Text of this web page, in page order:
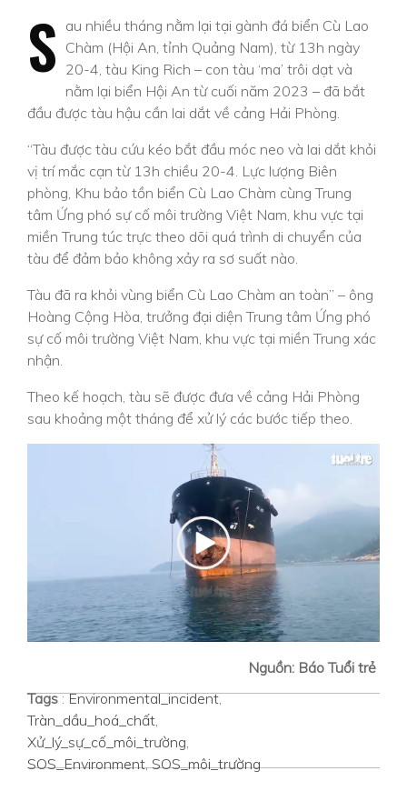
S au nhiều tháng nằm lại tại gành đá biển Cù Lao
Chàm (Hội An, tỉnh Quảng Nam), từ 13h ngày
20-4, tàu King Rich – con tàu ‘ma’ trôi dạt và
nằm lại biển Hội An từ cuối năm 2023 – đã bắt
đầu được tàu hậu cần lai dắt về cảng Hải Phòng.
“Tàu được tàu cứu kéo bắt đầu móc neo và lai dắt khỏi
vị trí mắc cạn từ 13h chiều 20-4. Lực lượng Biên
phòng, Khu bảo tồn biển Cù Lao Chàm cùng Trung
tâm Ứng phó sự cố môi trường Việt Nam, khu vực tại
miền Trung túc trực theo dõi quá trình di chuyển của
tàu để đảm bảo không xảy ra sơ suất nào.
Tàu đã ra khỏi vùng biển Cù Lao Chàm an toàn” – ông
Hoàng Cộng Hòa, trưởng đại diện Trung tâm Ứng phó
sự cố môi trường Việt Nam, khu vực tại miền Trung xác
nhận.
Theo kế hoạch, tàu sẽ được đưa về cảng Hải Phòng
sau khoảng một tháng để xử lý các bước tiếp theo.
Nguồn: Báo Tuổi trẻ
Tags:Environmental_incident,
Tràn_dầu_hoá_chất
Xử_lý_sự_cố_môi_trường
SOS_Environment,SOS_môi_trường